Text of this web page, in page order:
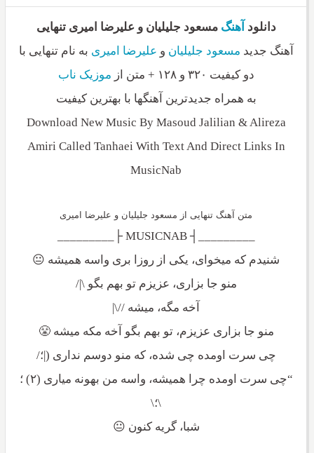
دانلود آهنگ مسعود جلیلیان و علیرضا امیری تنهایی
آهنگ جدید مسعود جلیلیان و علیرضا امیری به نام تنهایی با
دو کیفیت ۳۲۰ و ۱۲۸ + متن از
موزیک ناب
به همراه جدیدترین آهنگها با بهترین کیفیت
Download New Music By Masoud Jalilian & Alireza
Amiri Called Tanhaei With Text And Direct Links In
MusicNab
متن آهنگ تنهایی از مسعود جلیلیان و علیرضا امیری
_________┤ MUSICNAB ├_________
شنیدم که میخوای، یکی از روزا بری واسه همیشه 😐
منو جا بزاری، عزیزم تو بهم بگو \|/
آخه مگه، میشه //\|
منو جا بزاری عزیزم، تو بهم بگو آخه مکه میشه 😤
چی سرت اومده چی شده، که منو دوسم نداری (|؛/
“چی سرت اومده چرا همیشه، واسه من بهونه میاری (۲) ؛
\؛\
شبا، گریه کنون 😐